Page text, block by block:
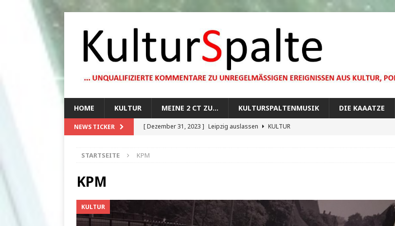
HOME KULTUR MEINE 2 CT ZU… KULTURSPALTENMUSIK DIE KAAATZE
NEWS TICKER [ Dezember 31, 2023 ] Leipzig auslassen
KULTUR
[ August 13, 2023 ]
STARTSEITE KPM
KPM
KULTUR